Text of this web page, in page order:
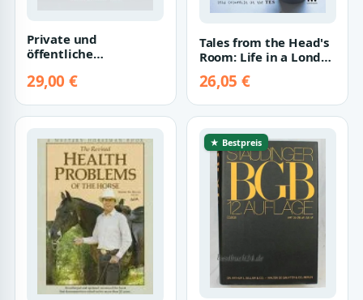
Private und
öffentliche
(Schriften des Vere…
29,00 €
Tales from the Head's
Room: Life in a London
26,05 €
★ Bestpreis